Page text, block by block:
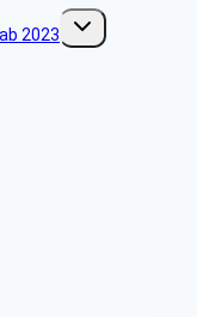
2023
Untermenü
umschalten